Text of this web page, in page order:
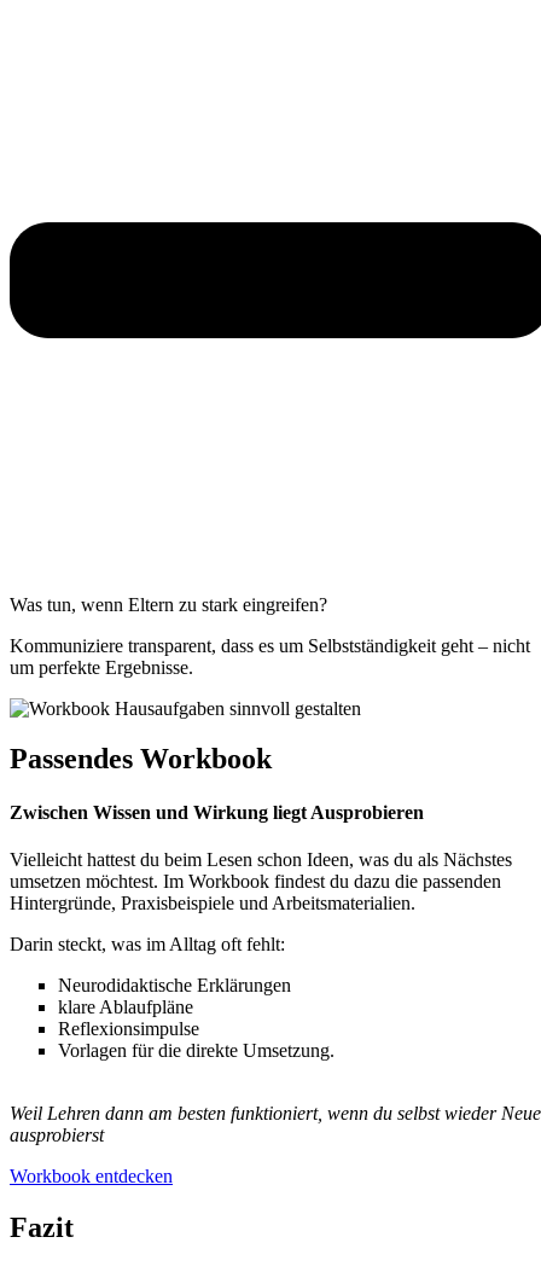
Was tun, wenn Eltern zu stark eingreifen?
Kommuniziere transparent, dass es um Selbstständigkeit geht – nicht
um perfekte Ergebnisse.
Passendes Workbook
Zwischen Wissen und Wirkung liegt Ausprobieren
Vielleicht hattest du beim Lesen schon Ideen, was du als Nächstes
umsetzen möchtest. Im Workbook findest du dazu die passenden
Hintergründe, Praxisbeispiele und Arbeitsmaterialien.
Darin steckt, was im Alltag oft fehlt:
Neurodidaktische Erklärungen
klare Ablaufpläne
Reflexionsimpulse
Vorlagen für die direkte Umsetzung.
Weil Lehren dann am besten funktioniert, wenn du selbst wieder
ausprobierst
Workbook entdecken
Fazit